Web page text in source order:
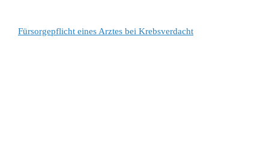
Fürsorgepflicht eines Arztes bei Krebsverdacht